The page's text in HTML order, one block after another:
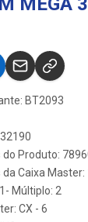
BT2093
do Produto:
da Caixa
Múltiplo: 2
CX - 6